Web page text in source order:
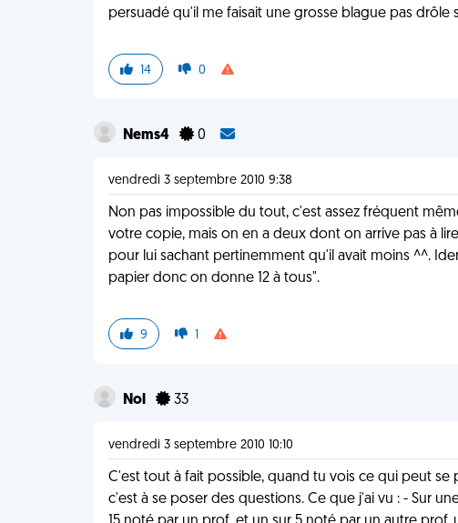
persuadé qu'il me faisait une grosse blague pas drôle
14 0
Nems4 0
vendredi 3 septembre 2010 9:38
Non pas impossible du tout, c'est assez fréquent
votre copie, mais on en a deux dont on arrive pas à
pour lui sachant pertinemment qu'il avait moins ^^.
papier donc on donne 12 à tous".
9 1
Nol 33
vendredi 3 septembre 2010 10:10
C'est tout à fait possible, quand tu vois ce qui peut
c'est à se poser des questions. Ce que j'ai vu : - Sur